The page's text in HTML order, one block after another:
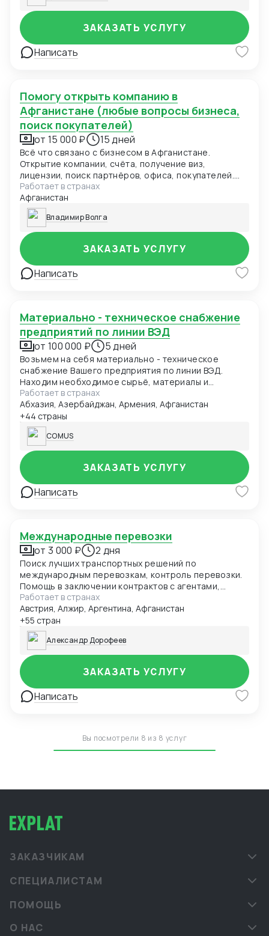
Написать
ЗАКАЗАТЬ УСЛУГУ
Помогу открыть компанию в
Афганистане (любые вопросы бизнеса,
поиск покупателей)
от 15 000 ₽ 15 дней
Всё что связано с бизнесом в Афганистане.
Открытие компании, счёта, получение виз,
лицензии, поиск партнёров, офиса, покупателей.
Анализ рынка.
Работает в странах
Афганистан
Владимир Волга
Написать
ЗАКАЗАТЬ УСЛУГУ
Материально - техническое снабжение
предприятий по линии ВЭД
от 100 000 ₽ 5 дней
Возьмем на себя материально - техническое
снабжение Вашего предприятия по линии ВЭД.
Находим необходимое сырьё, материалы и
оборудование. Закупаем и доставляем. Разовые и
регулярные поставки. Любые объемы и юрисдикции.
Справедливая маржа и оперативная коммуникация.
Работает в странах
Абхазия, Азербайджан, Армения, Афганистан
+44 страны
COMUS
Написать
ЗАКАЗАТЬ УСЛУГУ
Международные перевозки
от 3 000 ₽ 2 дня
Поиск лучших транспортных решений по
международным перевозкам, контроль перевозки.
Помощь в заключении контрактов с агентами,
линиями, терминалами, перевозчиками
Работает в странах
Австрия, Алжир, Аргентина, Афганистан
+55 стран
Александр Дорофеев
Написать
ЗАКАЗАТЬ УСЛУГУ
Вы посмотрели 8 из 8 услуг
ЗАКАЗЧИКАМ
СПЕЦИАЛИСТАМ
ПОМОЩЬ
О НАС